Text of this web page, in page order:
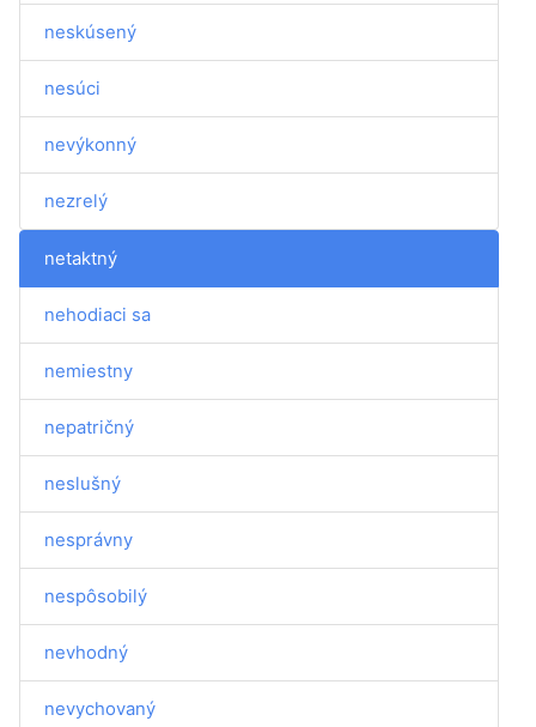
neskúsený
nesúci
nevýkonný
nezrelý
netaktný
nehodiaci sa
nemiestny
nepatričný
neslušný
nesprávny
nespôsobilý
nevhodný
nevychovaný